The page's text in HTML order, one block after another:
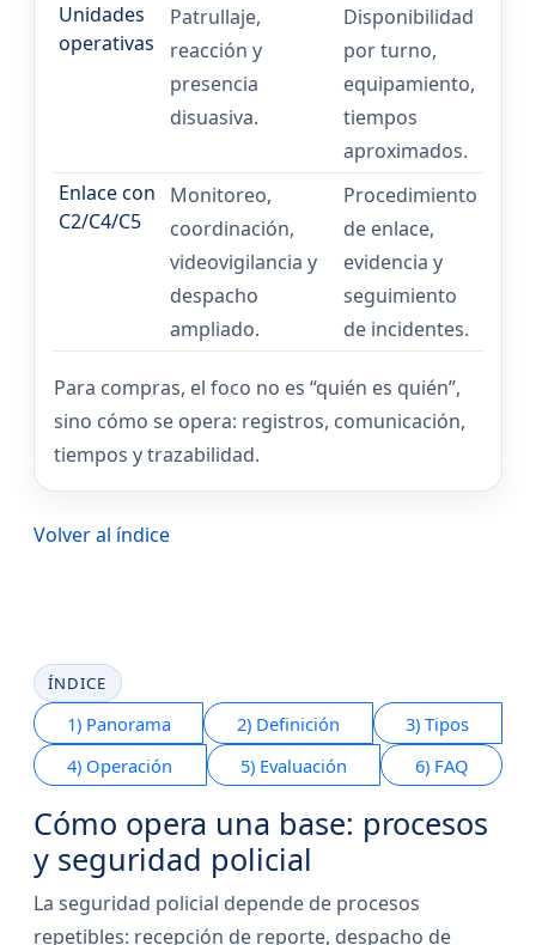
Unidades
operativas
Patrullaje,
reacción y
presencia
disuasiva.
Disponibilidad
por turno,
equipamiento,
tiempos
aproximados.
Enlace con
C2/C4/C5
Monitoreo,
coordinación,
videovigilancia y
despacho
ampliado.
Procedimiento
de enlace,
evidencia y
seguimiento
de incidentes.
Para compras, el foco no es “quién es quién”,
sino cómo se opera: registros, comunicación,
tiempos y trazabilidad.
Volver al índice
ÍNDICE
1) Panorama 2) Definición
3) Tipos
4) Operación
5) Evaluación 6) FAQ
Cómo opera una base: procesos
y seguridad policial
La seguridad policial depende de procesos
repetibles: recepción de reporte, despacho de